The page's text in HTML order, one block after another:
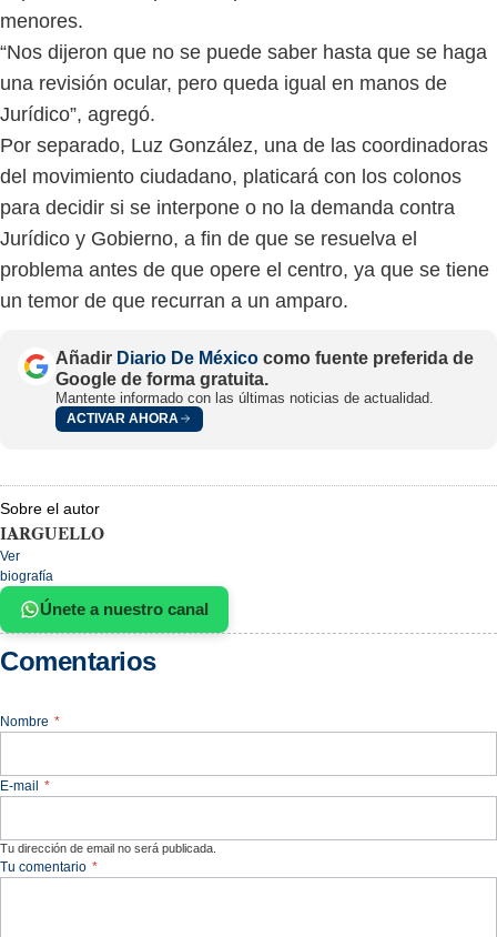
menores.
“Nos dijeron que no se puede saber hasta que se haga
una revisión ocular, pero queda igual en manos de
Jurídico”, agregó.
Por separado, Luz González, una de las coordinadoras
del movimiento ciudadano, platicará con los colonos
para decidir si se interpone o no la demanda contra
Jurídico y Gobierno, a fin de que se resuelva el
problema antes de que opere el centro, ya que se tiene
un temor de que recurran a un amparo.
Añadir Diario De México como fuente preferida de
Google de forma gratuita.
Mantente informado con las últimas noticias de actualidad.
ACTIVAR AHORA
Sobre el autor
IARGUELLO
Ver
biografía
Únete a nuestro canal
Comentarios
Nombre *
E-mail *
Tu dirección de email no será publicada.
Tu comentario *